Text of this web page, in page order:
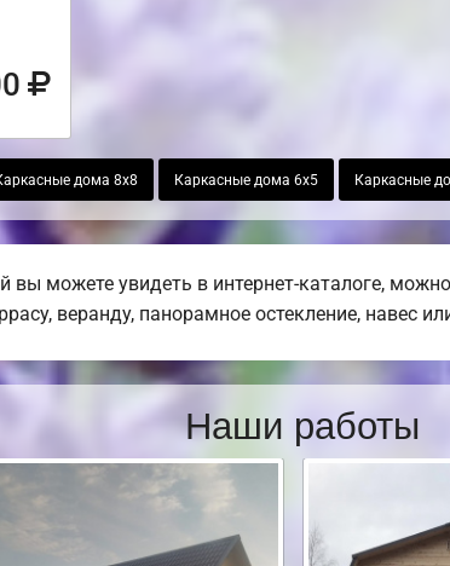
дома 8х8 Каркасные дома 6х5 Каркасные
можете увидеть в интернет-каталоге,
веранду, панорамное остекление, навес
Наши работы